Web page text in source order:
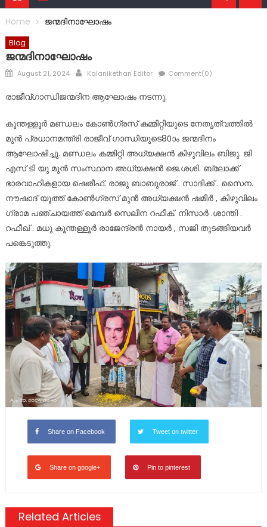
Home ജന്മദിനാഘോഷം
Blog
ജന്മദിനാഘോഷം
Posted
August 21, 2024 Author
Kalanikethan Editor Comment(0)
രാജീവ്ഗാന്ധിജന്മദിന ആഘോഷം നടന്നു.
കൂന്തള്ളൂർ മണ്ഡലം കോൺഗ്രസ് കമ്മിറ്റിയുടെ നേതൃത്വത്തിൽ
മുൻ പ്രധാനമന്ത്രി രാജീവ് ഗാന്ധിയുടെ80ാം ജന്മദിനം
ആഘോഷിച്ചു. മണ്ഡലം കമ്മിറ്റി അധ്യക്ഷൻ കിഴുവിലം ബിജു. ജി
എസ് ടി യു മുൻ സംസ്ഥാന അധ്യക്ഷൻ ജെ.ശശി. ബ്ലോക്ക്
ഭാരവാഹികളായ ഷെരീഫ്. രാജു ബാബുരാജ് . സാദിക്ക് . സൈന.
നൗഷാദ് യൂത്ത് കോൺഗ്രസ് മുൻ അധ്യക്ഷൻ ഷമീർ , കിഴുവിലം
ഗ്രാമ പഞ്ചായത്ത് മെമ്പർ സെലീന റഫീക്. നിസാർ .ശാന്തി .
റഫീഖ് . മധു കൂന്തള്ളൂർ രാജേന്ദ്രൻ നായർ , സജി തുടങ്ങിയവർ
പങ്കെടുത്തു.
Share on Facebook Tweet on twitter
Share on google+ Pin to pinterest
Related Articles